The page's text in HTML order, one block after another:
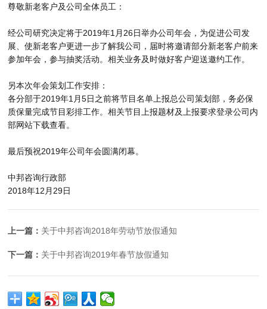
尊敬新老客户及公司全体员工：
经公司研究决定将于2019年1月26日举办公司年会，为促进公司发
展、使新老客户更进一步了解我公司，届时将邀请部分新老客户前来
参加年会，参与抽奖活动。相关业务及时做好客户迎送邀约工作。
另本次年会策划工作安排：
各分部于2019年1月5日之前将节目名单上报总公司策划部，务必保
质保量完成节目彩排工作。相关节目上报题材及上报要求登录公司内
部网站下载查看。
最后预祝2019年公司年会圆满闭幕。
中邦咨询行政部
2018年12月29日
上一篇： 关于中邦咨询2018年劳动节放假通知
下一篇： 关于中邦咨询2019年春节放假通知